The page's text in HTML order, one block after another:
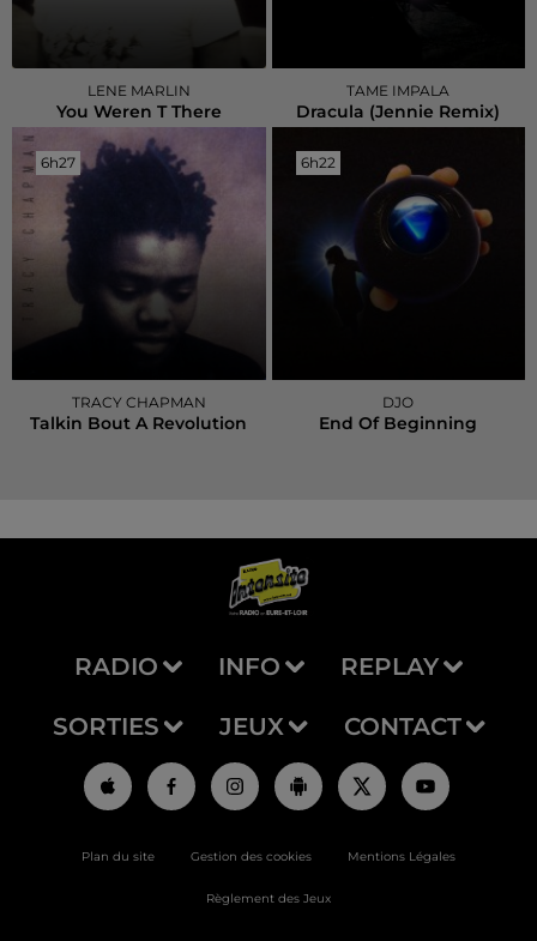
LENE MARLIN
You Weren T There
TAME IMPALA
Dracula (jennie Remix)
6h27
6h27
TRACY CHAPMAN
Talkin Bout A Revolution
6h22
6h22
DJO
End Of Beginning
RADIO INFO REPLAY
SORTIES JEUX CONTACT
Plan du site Gestion des cookies Mentions Légales
Règlement des Jeux